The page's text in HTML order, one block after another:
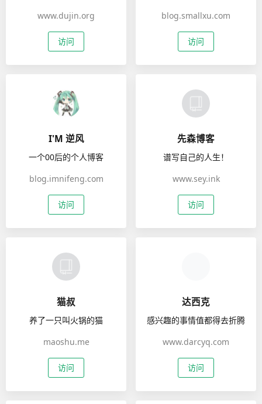
www.dujin.org
访问
blog.smallxu.com
访问
I'M 逆风
一个00后的个人博客
blog.imnifeng.com
访问
先森博客
谱写自己的人生！
www.sey.ink
访问
猫叔
养了一只叫火锅的猫
maoshu.me
访问
达西克
感兴趣的事情值都得去折腾
www.darcyq.com
访问